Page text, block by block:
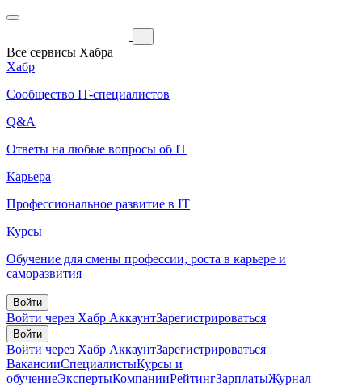
Все сервисы Хабра
Хабр
Сообщество IT-специалистов
Q&A
Ответы на любые вопросы об IT
Карьера
Профессиональное развитие в IT
Курсы
Обучение для смены профессии, роста в карьере и
саморазвития
Войти
Войти через Хабр АккаунтЗарегистрироваться
Войти
Войти через Хабр АккаунтЗарегистрироваться
ВакансииСпециалистыКурсы и
обучениеЭкспертыКомпанииРейтингЗарплатыЖурнал